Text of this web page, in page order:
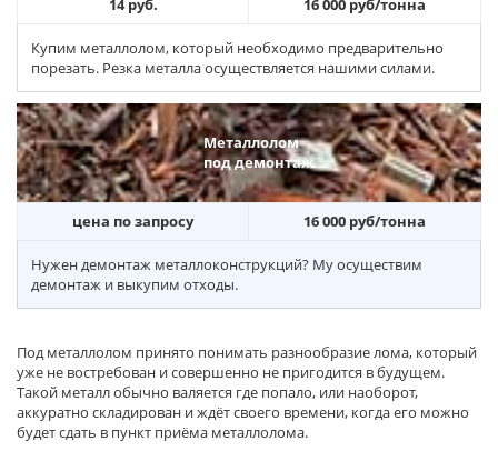
14 руб. 16 000 руб/тонна
Купим металлолом, который необходимо предварительно
порезать. Резка металла осуществляется нашими силами.
Металлолом
под демонтаж
цена по запросу 16 000 руб/тонна
Нужен демонтаж металлоконструкций? Му осуществим
демонтаж и выкупим отходы.
Под металлолом принято понимать разнообразие лома, который
уже не востребован и совершенно не пригодится в будущем.
Такой металл обычно валяется где попало, или наоборот,
аккуратно складирован и ждёт своего времени, когда его можно
будет сдать в пункт приёма металлолома.